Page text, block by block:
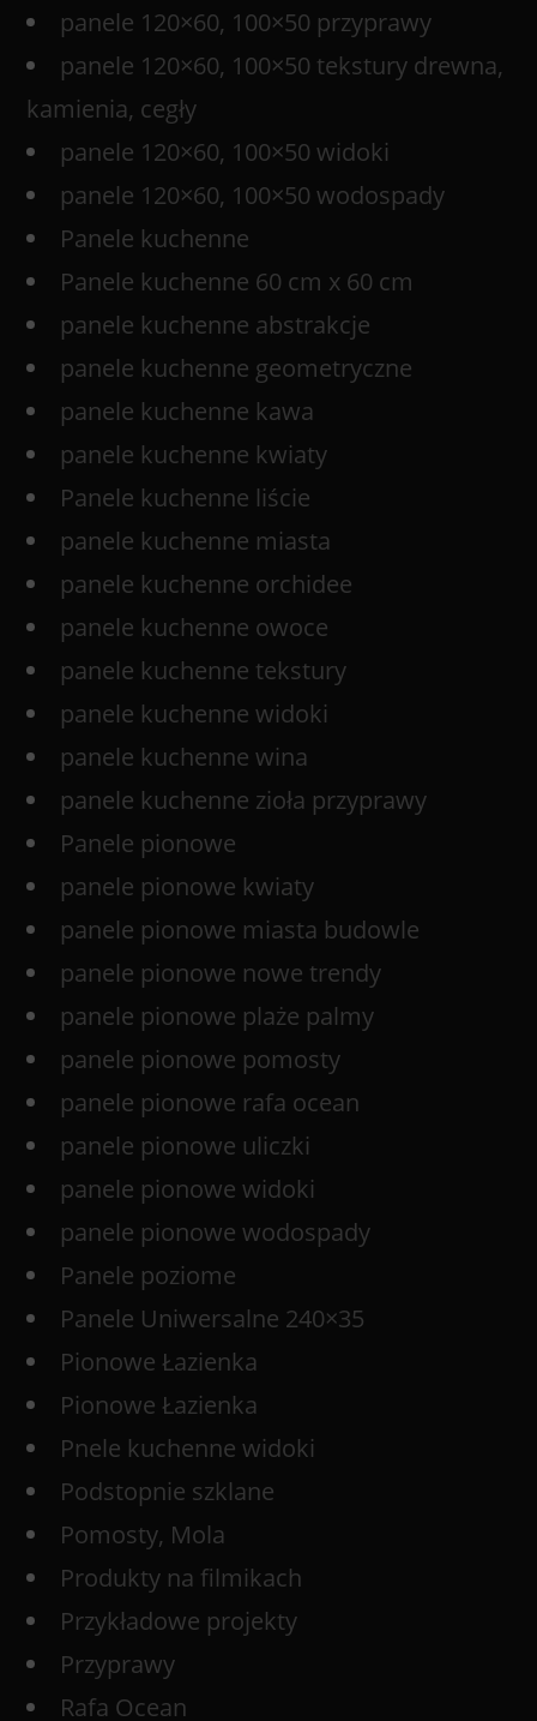
panele 120×60, 100×50 przyprawy
panele 120×60, 100×50 tekstury drewna,
kamienia, cegły
panele 120×60, 100×50 widoki
panele 120×60, 100×50 wodospady
Panele kuchenne
Panele kuchenne 60 cm x 60 cm
panele kuchenne abstrakcje
panele kuchenne geometryczne
panele kuchenne kawa
panele kuchenne kwiaty
Panele kuchenne liście
panele kuchenne miasta
panele kuchenne orchidee
panele kuchenne owoce
panele kuchenne tekstury
panele kuchenne widoki
panele kuchenne wina
panele kuchenne zioła przyprawy
Panele pionowe
panele pionowe kwiaty
panele pionowe miasta budowle
panele pionowe nowe trendy
panele pionowe plaże palmy
panele pionowe pomosty
panele pionowe rafa ocean
panele pionowe uliczki
panele pionowe widoki
panele pionowe wodospady
Panele poziome
Panele Uniwersalne 240×35
Pionowe Łazienka
Pionowe Łazienka
Pnele kuchenne widoki
Podstopnie szklane
Pomosty, Mola
Produkty na filmikach
Przykładowe projekty
Przyprawy
Rafa Ocean